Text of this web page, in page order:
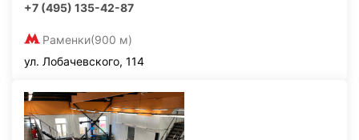
+7 (495) 135-42-87
Раменки(900 м)
ул. Лобачевского, 114